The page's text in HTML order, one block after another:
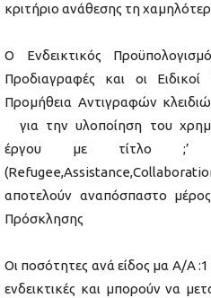
κριτήριο ανάθεσης τη
Ο Ενδεικτικός
Προδιαγραφές και οι
Προμήθεια Αντιγραφών
για την υλοποίηση του
έργου με τίτλο ;’ ;
αποτελούν αναπόσπαστο
Πρόσκλησης
Οι ποσότητες ανά είδος μα Α/Α :1
ενδεικτικές και μπορούν να